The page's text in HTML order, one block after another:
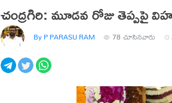
చంద్రగిరి: మూడవ రోజు తెప్పపై
By P PARASU RAM 78 చూసినవారు